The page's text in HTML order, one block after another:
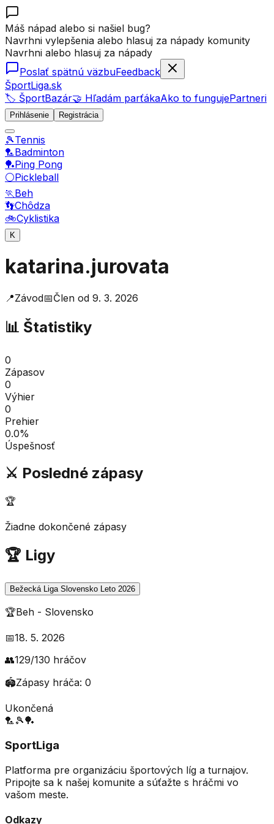
Máš nápad alebo si našiel bug?
Navrhni vylepšenia alebo hlasuj za nápady komunity
Navrhni alebo hlasuj za nápady
Poslať spätnú väzbuFeedback
ŠportLiga.sk
🏷️ ŠportBazár🤝 Hľadám parťákaAko to fungujePartneri
Prihlásenie Registrácia
🎾Tennis
🏸Badminton
🏓Ping Pong
⚪Pickleball
🏃Beh
👣Chôdza
🚲Cyklistika
K
katarina.jurovata
📍Závod📅Člen od 9. 3. 2026
📊 Štatistiky
0
Zápasov
0
Výhier
0
Prehier
0.0%
Úspešnosť
⚔️ Posledné zápasy
🏆
Žiadne dokončené zápasy
🏆 Ligy
Bežecká Liga Slovensko Leto 2026
🏆Beh - Slovensko
📅18. 5. 2026
👥129/130 hráčov
🏟️Zápasy hráča: 0
Ukončená
🏸 🎾🏓
SportLiga
Platforma pre organizáciu športových líg a turnajov.
Pripojte sa k našej komunite a súťažte s hráčmi vo
vašom meste.
Odkazy